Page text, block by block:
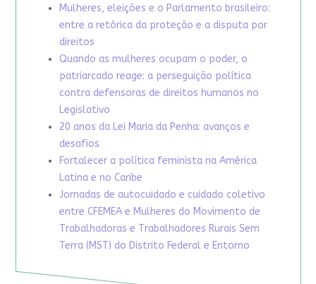
Mulheres, eleições e o Parlamento brasileiro:
entre a retórica da proteção e a disputa por
direitos
Quando as mulheres ocupam o poder, o
patriarcado reage: a perseguição política
contra defensoras de direitos humanos no
Legislativo
20 anos da Lei Maria da Penha: avanços e
desafios
Fortalecer a política feminista na América
Latina e no Caribe
Jornadas de autocuidado e cuidado coletivo
entre CFEMEA e Mulheres do Movimento de
Trabalhadoras e Trabalhadores Rurais Sem
Terra (MST) do Distrito Federal e Entorno